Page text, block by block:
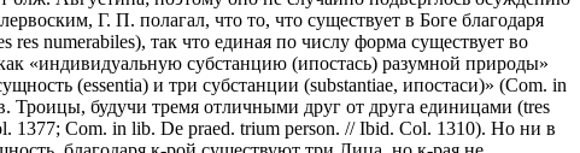
Г. П. полагал, что то, что существует в Боге благодаря
numerabiles), так что единая по числу форма существует во
«индивидуальную субстанцию (ипостась) разумной природы»
(essentia) и три субстанции (substantiae, ипостаси)» (Com. in
будучи тремя отличными друг от друга единицами (tres
1377; Com. in lib. De praed. trium person. // Ibid. Col. 1310). Но ни в